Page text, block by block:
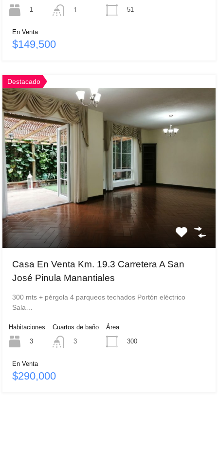
1
1
51
En Venta
$149,500
Destacado
Casa En Venta Km. 19.3 Carretera A San
José Pinula Manantiales
300 mts + pérgola 4 parqueos techados Portón eléctrico
Sala…
Habitaciones
3
Cuartos de baño
3
Área
300
En Venta
$290,000